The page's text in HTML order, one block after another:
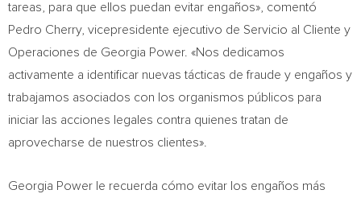
tareas, para que ellos puedan evitar engaños», comentó
Pedro Cherry, vicepresidente ejecutivo de Servicio al Cliente y
Operaciones de Georgia Power. «Nos dedicamos
activamente a identificar nuevas tácticas de fraude y engaños y
trabajamos asociados con los organismos públicos para
iniciar las acciones legales contra quienes tratan de
aprovecharse de nuestros clientes».
Georgia Power le recuerda cómo evitar los engaños más